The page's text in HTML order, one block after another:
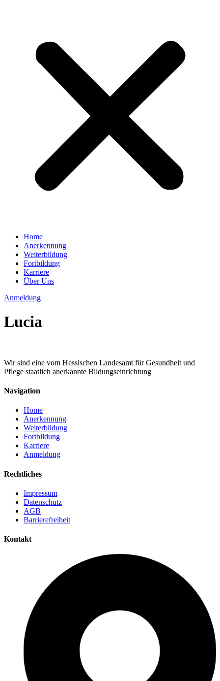
Home
Anerkennung
Weiterbildung
Fortbildung
Karriere
Über Uns
Anmeldung
Lucia
Wir sind eine vom Hessischen Landesamt für Gesundheit und
Pflege staatlich anerkannte Bildungseinrichtung
Navigation
Home
Anerkennung
Weiterbildung
Fortbildung
Karriere
Anmeldung
Rechtliches
Impressum
Datenschutz
AGB
Barrierefreiheit
Kontakt